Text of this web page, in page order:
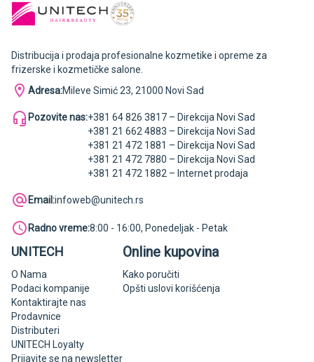
Distribucija i prodaja profesionalne kozmetike i opreme za
frizerske i kozmetičke salone.
Adresa:Mileve Simić 23, 21000 Novi Sad
Pozovite nas:+381 64 826 3817 – Direkcija Novi Sad
+381 21 662 4883 – Direkcija Novi Sad
+381 21 472 1881 – Direkcija Novi Sad
+381 21 472 7880 – Direkcija Novi Sad
+381 21 472 1882 – Internet prodaja
Email:infoweb@unitech.rs
Radno vreme:8:00 - 16:00, Ponedeljak - Petak
UNITECH
O Nama
Podaci kompanije
Kontaktirajte nas
Prodavnice
Distributeri
UNITECH Loyalty
Prijavite se na newsletter
Online kupovina
Kako poručiti
Opšti uslovi korišćenja